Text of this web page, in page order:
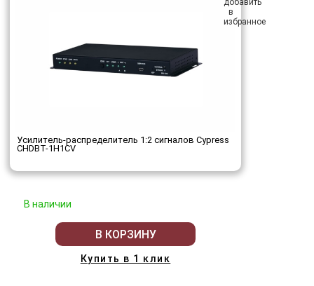
Усилитель-распределитель 1:2 сигналов Cypress
CHDBT-1H1CV
В наличии
В КОРЗИНУ
Купить в 1 клик